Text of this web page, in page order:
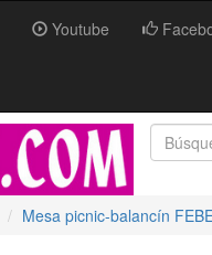
Youtube
Mesa picnic-balancín